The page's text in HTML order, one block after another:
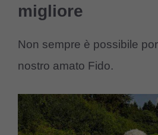
migliore
Non sempre è possibile
nostro amato Fido.